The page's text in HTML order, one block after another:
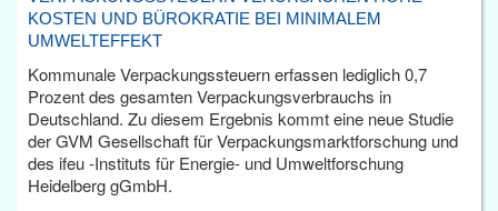
KOSTEN UND BÜROKRATIE BEI MINIMALEM
UMWELTEFFEKT
Kommunale Verpackungssteuern erfassen lediglich 0,7
Prozent des gesamten Verpackungsverbrauchs in
Deutschland. Zu diesem Ergebnis kommt eine neue Studie
der GVM Gesellschaft für Verpackungsmarktforschung und
des ifeu -Instituts für Energie- und Umweltforschung
Heidelberg gGmbH.